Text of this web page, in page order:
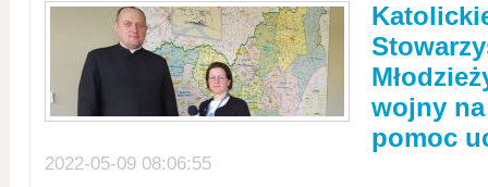
wojny
pomoc
2022-05-09 08:06:55